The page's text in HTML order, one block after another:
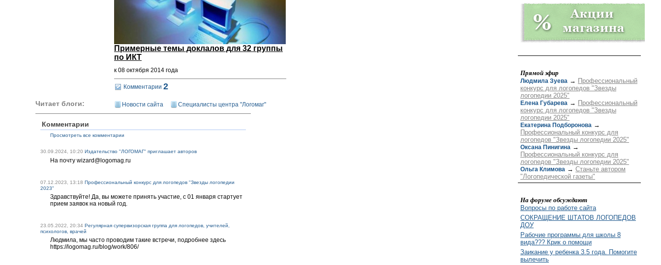
Примерные темы доклалов для 32 группы
по ИКТ
к 08 октября 2014 года
Комментарии 2
Читает блоги: Новости сайта Специалисты центра "Логомаг"
Комментарии
Просмотреть все комментарии
30.09.2024, 10:20 Издательство "ЛОГОМАГ" приглашает авторов
На почту wizard@logomag.ru
07.12.2023, 13:18 Профессиональный конкурс для логопедов "Звезды логопедии
2023"
Здравствуйте! Да, вы можете принять участие, с 01 января стартует
прием заявок на новый год.
23.05.2022, 20:34 Регулярная супервизорская группа для логопедов, учителей,
психологов, врачей
Людмила, мы часто проводим такие встречи, подробнее здесь
https://logomag.ru/blog/work/806/
Прямой эфир
Людмила Зуева → Профессиональный
конкурс для логопедов "Звезды
логопедии 2025"
Елена Губарева → Профессиональный
конкурс для логопедов "Звезды
логопедии 2025"
Екатерина Подборонова →
Профессиональный конкурс для
логопедов "Звезды логопедии 2025"
Оксана Пинигина →
Профессиональный конкурс для
логопедов "Звезды логопедии 2025"
Ольга Климова → Станьте автором
"Логопедической газеты"
На форуме обсуждают
Вопросы по работе сайта
СОКРАЩЕНИЕ ШТАТОВ ЛОГОПЕДОВ
ДОУ
Рабочие программы для школы 8
вида??? Крик о помощи
Заикание у ребенка 3.5 года. Помогите
вылечить